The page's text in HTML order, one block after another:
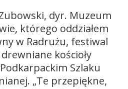
dyr. Muzeum
którego oddziałem
w Radrużu, festiwal
kościoły
Szlaku
„Te przepiękne,